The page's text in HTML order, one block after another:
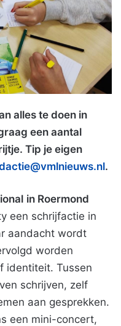
alles te doen in
een aantal
Tip je eigen
.
in Roermond
een schrijfactie in
aandacht wordt
worden
identiteit. Tussen
schrijven, zelf
aan gesprekken.
een mini-concert,